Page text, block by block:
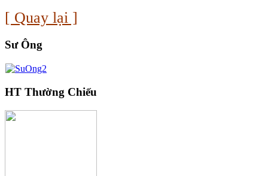
[ Quay lại ]
Sư Ông
HT Thường Chiếu